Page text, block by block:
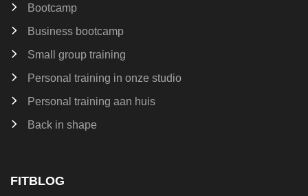
Bootcamp
Business bootcamp
Small group training
Personal training in onze studio
Personal training aan huis
Back in shape
FITBLOG